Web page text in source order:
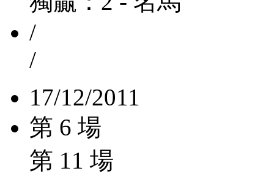
/
/
17/12/2011
第 6 場
第 11 場